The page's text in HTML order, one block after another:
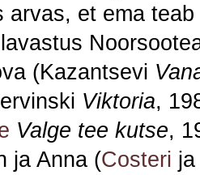
arvas, et ema
(Kazantsevi
Viktoria,
Valge tee kutse,
ja Anna (Costeri